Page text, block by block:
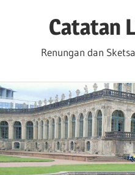
Catatan
Renungan dan